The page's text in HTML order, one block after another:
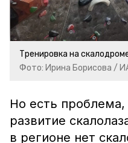
Тренировка на
Фото: Ирина Борисова /
Но есть проблема,
развитие
в регионе нет